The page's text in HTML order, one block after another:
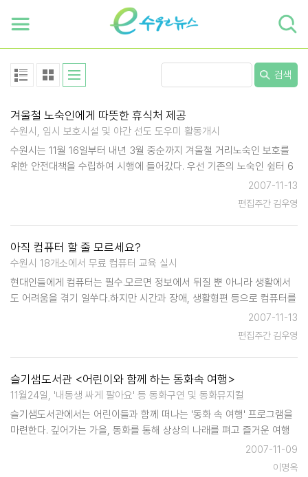
검색
겨울철 노숙인에게 따뜻한 휴식처 제공
수원시, 임시 보호시설 및 야간 선도 도우미 활동개시
수원시는 11월 16일부터 내년 3월 중순까지 겨울철 거리노숙인 보호를
위한 안전대책을 수립하여 시행에 들어갔다. 우선 기존의 노숙인 쉼터 6
개소에 수원역, 팔달산 주변 등에 있는 거리 노숙인들의 입소를 유도하는
한편, 팔달구 고등동 229-1 소재 '희망 찾기 드롭인센터' 내에 동절기 임
2007-11-13
편집주간 김우영
아직 컴퓨터 할 줄 모르세요?
수원시 18개소에서 무료 컴퓨터 교육 실시
현대인들에게 컴퓨터는 필수.모르면 정보에서 뒤질 뿐 아니라 생활에서
도 어려움을 겪기 일쑤다.하지만 시간과 장애, 생활형편 등으로 컴퓨터를
모르는 사람들이 아직도 적지않다. 이에 따라 수원시에서는 시청 교육장
등 상설교육장 18개소에서 주부, 노인, 장애인 등 컴퓨터를 배우고자 하
2007-11-13
편집주간 김우영
슬기샘도서관 <어린이와 함께 하는 동화속 여행>
11월24일, '내동생 싸게 팔아요' 등 동화구연 및 동화뮤지컬
슬기샘도서관에서는 어린이들과 함께 떠나는 '동화 속 여행' 프로그램을
마련한다. 깊어가는 가을, 동화를 통해 상상의 나래를 펴고 즐거운 여행
을 할 수있는 이 프로그램은 오는 11월 24일 토요일, 오전 11시부터 12시
부터 어울림터 (도서관 2층)에서 실시된다.어린이 누구나 참가할 수 있으
2007-11-09
이명옥